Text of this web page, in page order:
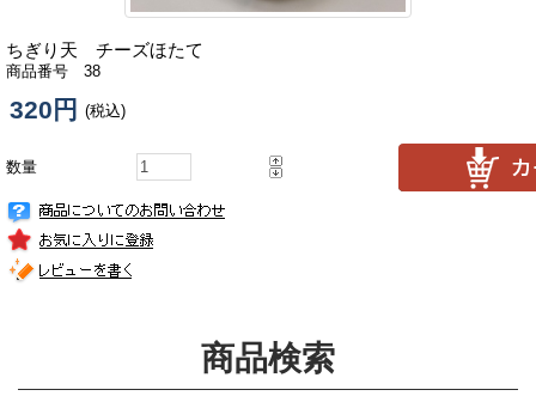
ちぎり天 チーズほたて
商品番号 38
320円 (税込)
数量
商品検索